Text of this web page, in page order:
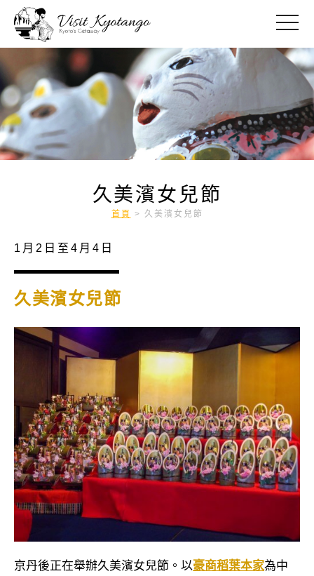
toggle
久美濱女兒節
首頁 > 久美濱女兒節
1月2日至4月4日
久美濱女兒節
京丹後正在舉辦久美濱女兒節。以豪商稻葉本家為中